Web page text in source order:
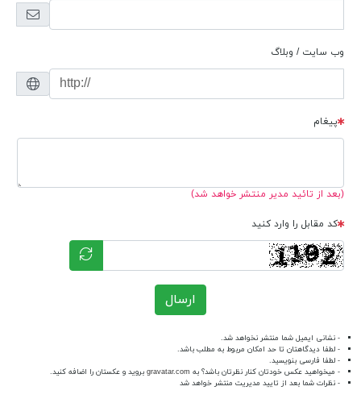
وب سایت / وبلاگ
پیغام
(بعد از تائید مدیر منتشر خواهد شد)
کد مقابل را وارد کنید
ارسال
- نشانی ایمیل شما منتشر نخواهد شد.
- لطفا دیدگاهتان تا حد امکان مربوط به مطلب باشد.
- لطفا فارسی بنویسید.
- میخواهید عکس خودتان کنار نظرتان باشد؟ به gravatar.com بروید و عکستان را اضافه کنید.
- نظرات شما بعد از تایید مدیریت منتشر خواهد شد